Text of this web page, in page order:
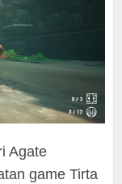
Agate
game Tirta